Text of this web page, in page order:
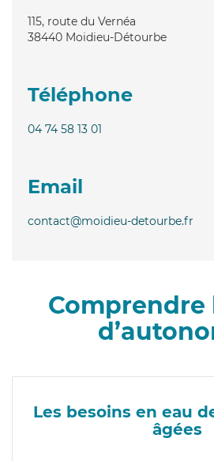
115, route du Vernéa
38440 Moidieu-Détourbe
Téléphone
04 74 58 13 01
Email
contact@moidieu-detourbe.fr
Comprendre
Les besoins en eau
âgées